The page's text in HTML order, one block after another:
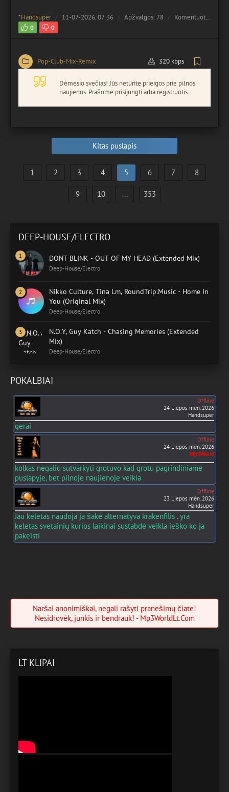
*Handsuper 11-07-2026, 07:36 Apžvalgos: 78 Komentuota:
0 0
Pop-Club-Mix-Remix 320 kbps
Dėmesio svečias! Jūs neturite prieigos prie pilnos
naujienos. Prašome prisijungti arba registruotis.
Kitas puslapis
1 2 3 4 5 6 7 8
9 10 ... 353
DEEP-HOUSE/ELECTRO
DONT BLINK - OUT OF MY HEAD (Extended Mix)
Deep-House/Electro
Nikko Culture, Tina Lm, RoundTrip.Music - Home In
You (Original Mix)
Deep-House/Electro
N.O.Y, Guy Katch - Chasing Memories (Extended
Mix)
Deep-House/Electro
POKALBIAI
Offline
24 Liepos mėn. 2026
Handsuper
gerai
Offline
24 Liepos mėn. 2026
Mp3World
kolkas negaliu sutvarkyti grotuvo kad grotu pagrindiniame
puslapyje, bet pilnoje naujienoje veikia
Offline
23 Liepos mėn. 2026
Handsuper
Jau keletas naudoja ja šakė alternatyva krakenfilis . yra
keletas svetainių kurios laikinai sustabdė veikla ieško ko ja
pakeisti
Naršai anonimiškai, negali rašyti pranešimų čiate!
Nesidrovėk, junkis ir bendrauk! - Mp3WorldLt.Com
LT KLIPAI